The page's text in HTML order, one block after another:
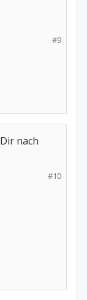
#9
nach
#10